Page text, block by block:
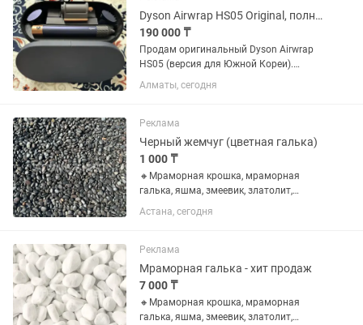
Dyson Airwrap HS05 Original, полный комплект
190 000 ₸
Продам оригинальный Dyson Airwrap
HS05 (версия для Южной Кореи).
Состояние практически нового —
пользовались всего 4–5 раз, все
стайлер, все насадки, фирменный...
Алматы, сегодня
Реклама
Черный жемчуг (цветная галька)
1 000 ₸
🔸Мраморная крошка, мраморная
галька, яшма, змеевик, златолит,
доломит, фельзит, микс разноцветный
галька, серо-голубая, черный сланец,
жемчуг, серый жемчуг, красное...
Астана, сегодня
Реклама
Мраморная галька - хит продаж
7 000 ₸
🔸Мраморная крошка, мраморная
галька, яшма, змеевик, златолит,